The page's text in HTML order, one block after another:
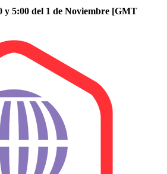
y 5:00 del 1 de Noviembre [GMT